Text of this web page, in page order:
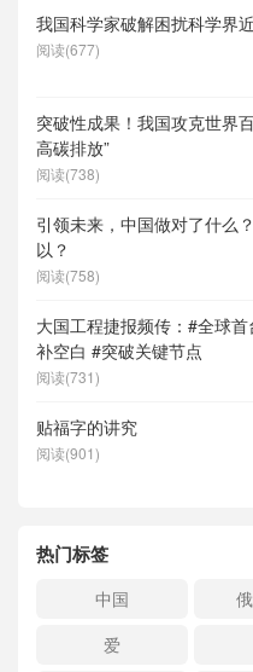
我国科学家破解困扰科学界
阅读(677)
突破性成果！我国攻克世界
高碳排放”
阅读(738)
引领未来，中国做对了什么
以？
阅读(758)
大国工程捷报频传：#全球
补空白 #突破关键节点
阅读(731)
贴福字的讲究
阅读(901)
热门标签
中国
爱